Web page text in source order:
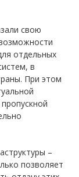
свою
отдельных
в
При этом
–
позволяет